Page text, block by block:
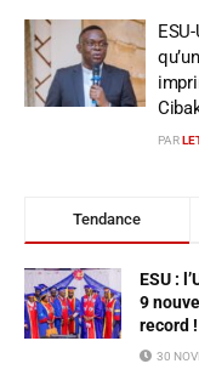
PAR
Tendance
ESU :
9
record !
30